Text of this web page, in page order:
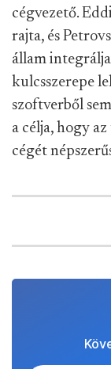
cégvezető.
rajta, és
állam
kulcsszerepe
szoftverből
a célja, hogy
cégét